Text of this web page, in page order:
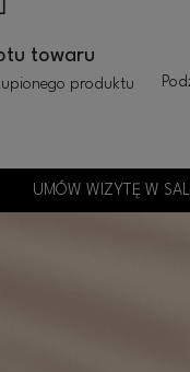
towaru
produktu
UMÓW WIZYTĘ W